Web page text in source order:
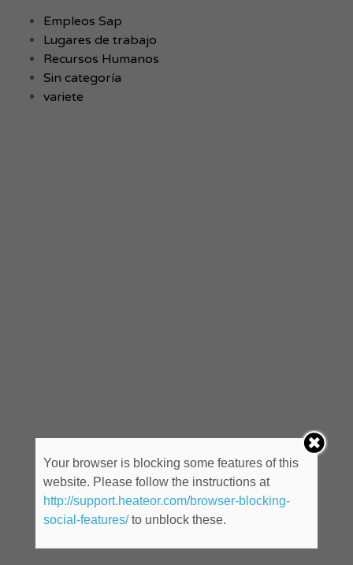
Empleos Sap
Lugares de trabajo
Recursos Humanos
Sin categoría
variete
Your browser is blocking some features of this
website. Please follow the instructions at
http://support.heateor.com/browser-blocking-
social-features/to unblock these.